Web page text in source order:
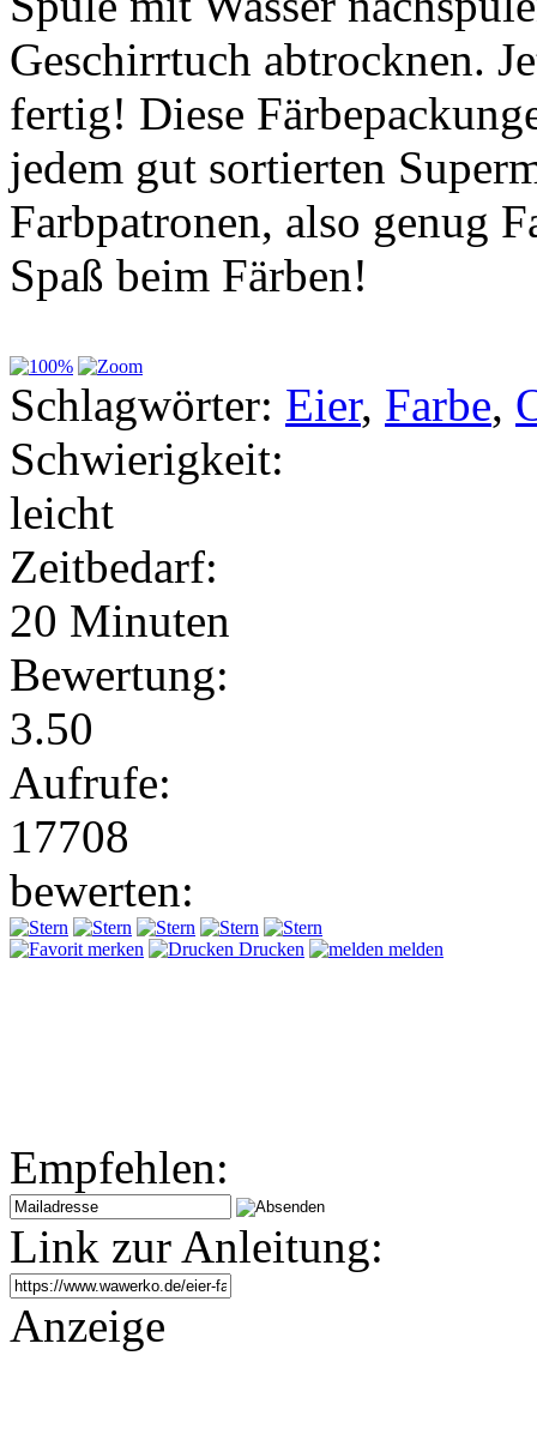
Geschirrtuch abtrocknen.
fertig! Diese
jedem gut sortierten
Farbpatronen, also genug
Spaß beim Färben!
Schlagwörter: Eier, Farbe,
Schwierigkeit:
leicht
Zeitbedarf:
20 Minuten
Bewertung:
3.50
Aufrufe:
17708
bewerten:
merken Drucken melden
Empfehlen:
Link zur Anleitung:
Anzeige